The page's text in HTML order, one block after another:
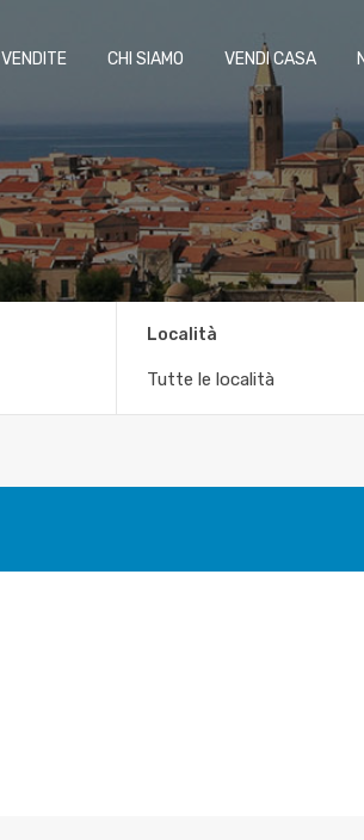
VENDITE CHI SIAMO VENDI CASA
Località
Tutte le località